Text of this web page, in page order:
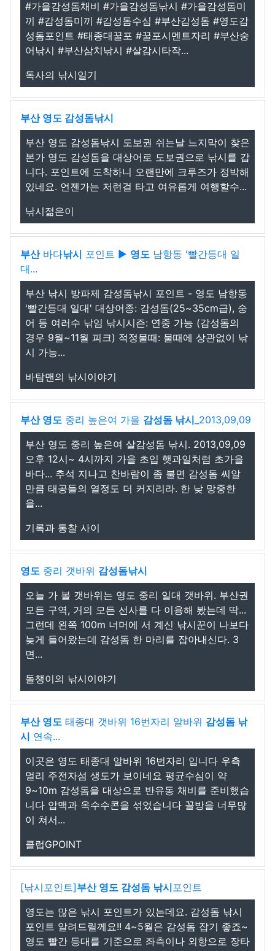
#가을감성돔채비 #가을감성돔낚시 #가을감성돔미
끼 #감성돔미끼 #감성돔수심 #부산감성돔 #영도감
성돔포인트 #태종대꿀포 #꿀포시멘트자리 #부산숭
어낚시 #부산삼치낚시 #살감시타작...
독사의 낚시일기
부산 영도 감성돔낚시
부산 영도 감성돔낚시 도보권 쉬는날 느지막이 찾은
본가 영도 감성돔을 대상어로 도보권으로 낚시를 갑
니다. 포인트에 도착하니 오랜만에 크루즈가 정박해
있네요. 언젠가는 저런걸 타고 여유롭게 여행할수...
낚시젊은이
부산바다낚시 포인트 ▶ 영도 남항동 '빨간등대 일
대...
부산 낚시 방파제 감성돔낚시 포인트 - 영도 남항동
'빨간등대 일대' 대상어종: 감성돔(25~35cm급), 숭
어 등 여러수 낚임 낚시시즌: 연중 가능 (감성돔의
경우 9월~11월 피크) 적정물때: 물때에 상관없이 낚
시 가능...
바탐맨의 낚시이야기
부산 영도 중리 높은여 가을 감성돔 낚시 _2013,09,09
부산 영도 중리 높은여 살감성돔 낚시. 2013,09,09
오후 12시~ 4시까지 가을 초입 햇과일처럼 초가을
바다... 추석 지나고 찬바람이 좀 불면 감성돔 씨알
만큼 태공들의 열정도 더 커지리라. 한 낮 망중한
을...
기록과 통찰 사이
영도 중리 갯바위 감성돔낚시
오늘 가 볼 갯바위는 영도 중리 일대 갯바위. 부산권
모든 구역, 거의 모든 선사를 다 이용해 봤는데 딱...
그런데 왼쪽 100m 너머에 서 계신 낚시꾼이 나보다
늦게 들어왔는데 감성돔 한 마리를 잡아내신다. 3
면...
돌챙이의 낚시이야기
부산 영도 태종대 갯바위 16번자리 알바위 감성돔 낚
시 연속...
이곳은 영도 태종대 알바위 16번자리 입니다 우측
멀리 주전자섬 생도가 보이네요 평균수심이 약
9~10m 감성돔을 대상으로 반유동 채비를 준비했습
니다 압맥과 옥수수콘을 섞었습니다 꼴방을 너무많
이 쳐서...
클럽GPOINT
[낚시포인트]부산 영도 감성돔 낚시포인트
영도는 많은 낚시 포인트가 있는데요. 감성돔 낚시
포인트 알려드릴께요!! 4~5월은 감성돔 잡기 좋죠~
영도 빨간 등대를 기준으로 좌측이나 외항으로 장타